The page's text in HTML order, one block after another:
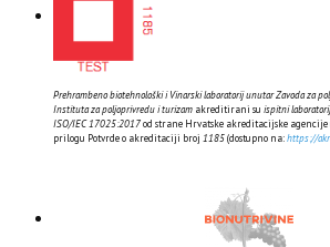
Prehrambeno biotehnološki i Vinarski laboratorij unutar Zavoda za
Instituta za poljoprivredu i turizam akreditirani su ispitni
ISO/IEC 17025:2017od strane Hrvatske akreditacijske
prilogu Potvrde o akreditaciji broj 1185(dostupno na:https://